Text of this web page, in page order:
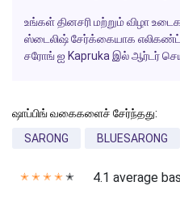
உங்கள் தினசரி மற்றும் விழா
ஸ்டைலிஷ் சேர்க்கையாக
சரோங் ஐ Kapruka இல் ஆர்டர்
ஷாப்பிங் வகைகளைச் சேர்ந்தது:
SARONG
BLUESARONG
✭ ✭ ✭ ✭ ✭ 4.1 average